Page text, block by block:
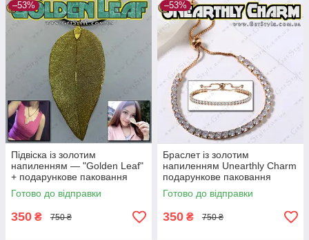
–53%
Підвіска із золотим
напиленням — "Golden Leaf"
+ подарункове паковання
Готово до відправки
350 ₴ 750 ₴
–53%
Браслет із золотим
напиленням Unearthly Charm
подарункове паковання
Готово до відправки
350 ₴ 750 ₴